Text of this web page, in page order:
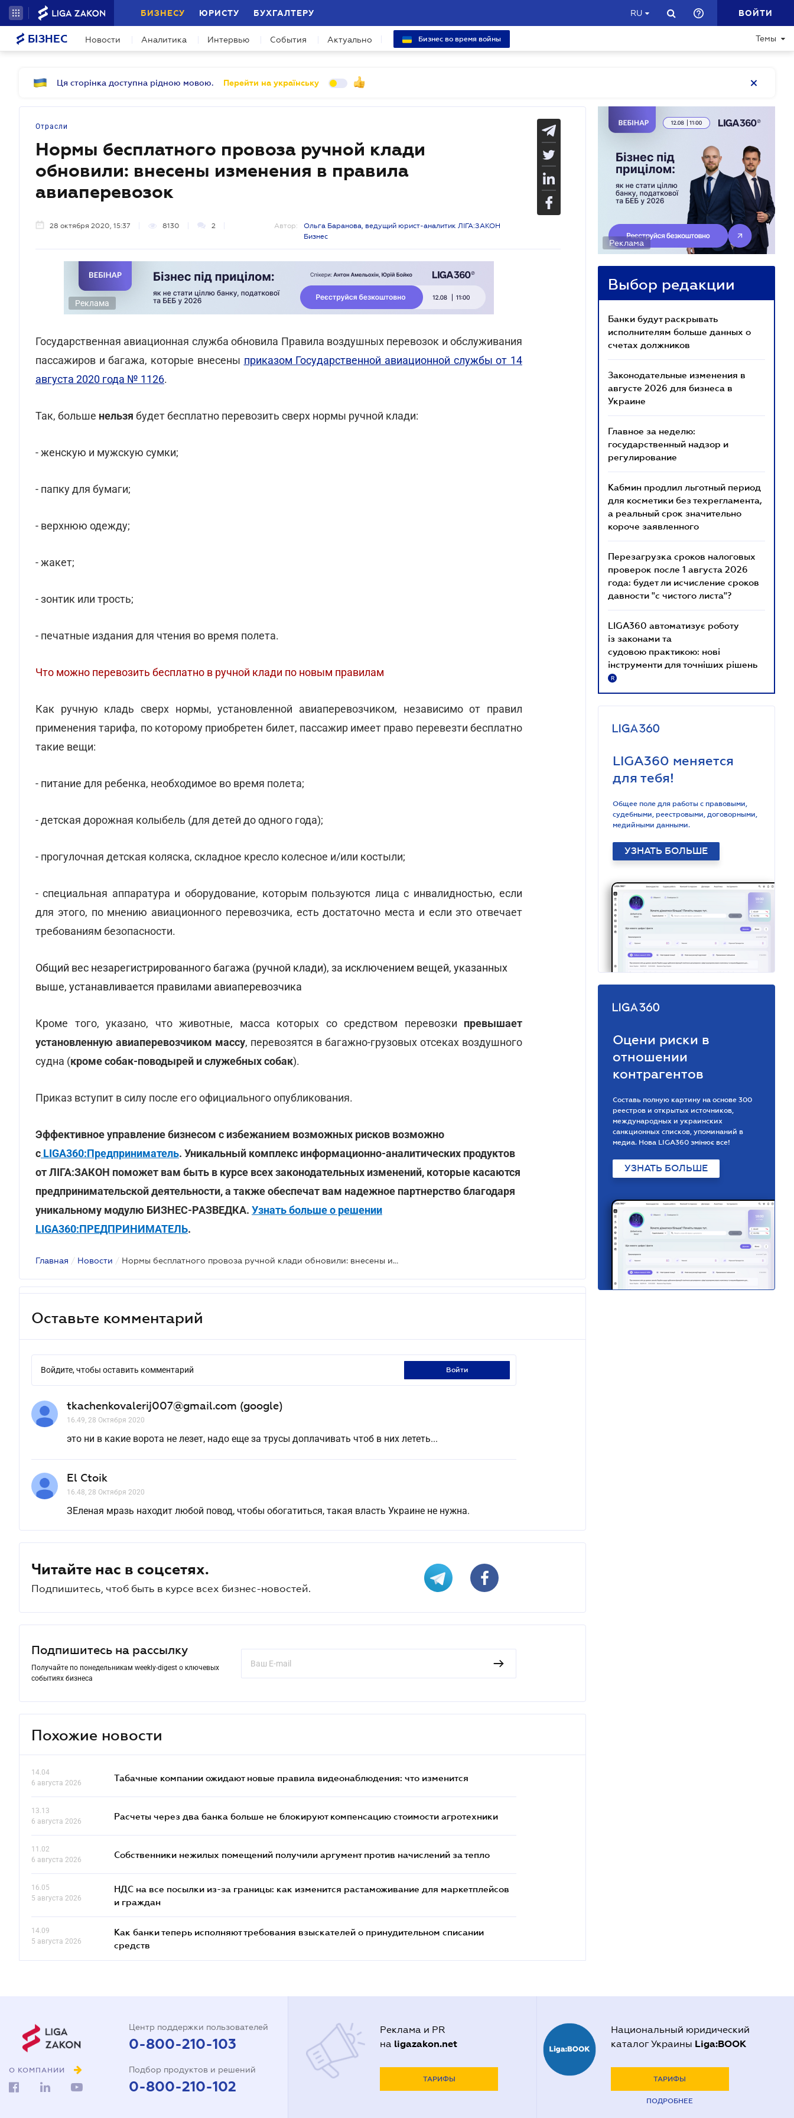
БИЗНЕСУ ЮРИСТУ БУХГАЛТЕРУ RU ВОЙТИ
БІЗНЕС Новости Аналитика Интервью События Актуально Бизнес во время войны Темы
Ця сторінка доступна рідною мовою. Перейти на українську
Отрасли
Нормы бесплатного провоза ручной клади
обновили: внесены изменения в правила
авиаперевозок
28 октября 2020, 15:37 8130 2 Автор:
Ольга Баранова, ведущий юрист-аналитик ЛІГА:ЗАКОН
Бизнес
Реклама
Государственная авиационная служба обновила Правила воздушных перевозок и обслуживания
пассажиров и багажа, которые внесены приказом Государственной авиационной службы от 14
августа 2020 года № 1126.
Так, больше нельзя будет бесплатно перевозить сверх нормы ручной клади:
- женскую и мужскую сумки;
- папку для бумаги;
- верхнюю одежду;
- жакет;
- зонтик или трость;
- печатные издания для чтения во время полета.
Что можно перевозить бесплатно в ручной клади по новым правилам
Как ручную кладь сверх нормы, установленной авиаперевозчиком, независимо от правил
применения тарифа, по которому приобретен билет, пассажир имеет право перевезти бесплатно
такие вещи:
- питание для ребенка, необходимое во время полета;
- детская дорожная колыбель (для детей до одного года);
- прогулочная детская коляска, складное кресло колесное и/или костыли;
- специальная аппаратура и оборудование, которым пользуются лица с инвалидностью, если
для этого, по мнению авиационного перевозчика, есть достаточно места и если это отвечает
требованиям безопасности.
Общий вес незарегистрированного багажа (ручной клади), за исключением вещей, указанных
выше, устанавливается правилами авиаперевозчика
Кроме того, указано, что животные, масса которых со средством перевозки превышает
установленную авиаперевозчиком массу, перевозятся в багажно-грузовых отсеках воздушного
судна (кроме собак-поводырей и служебных собак).
Приказ вступит в силу после его официального опубликования.
Эффективное управление бизнесом с избежанием возможных рисков возможно
с LIGA360:Предприниматель. Уникальный комплекс информационно-аналитических продуктов
от ЛІГА:ЗАКОН поможет вам быть в курсе всех законодательных изменений, которые касаются
предпринимательской деятельности, а также обеспечат вам надежное партнерство благодаря
уникальному модулю БИЗНЕС-РАЗВЕДКА. Узнать больше о решении
LIGA360:ПРЕДПРИНИМАТЕЛЬ.
Главная / Новости / Нормы бесплатного провоза ручной клади обновили: внесены изменения в правила авиаперевозок
Оставьте комментарий
Войдите, чтобы оставить комментарий войти
tkachenkovalerij007@gmail.com (google)
16.49, 28 Октября 2020
это ни в какие ворота не лезет, надо еще за трусы доплачивать чтоб в них лететь...
El Ctoik
16.48, 28 Октября 2020
ЗЕленая мразь находит любой повод, чтобы обогатиться, такая власть Украине не нужна.
Читайте нас в соцсетях.
Подпишитесь, чтоб быть в курсе всех бизнес-новостей.
Подпишитесь на рассылку
Получайте по понедельникам weekly-digest о ключевых
событиях бизнеса
Похожие новости
14.04
6 августа 2026
Табачные компании ожидают новые правила видеонаблюдения: что изменится
13.13
6 августа 2026
Расчеты через два банка больше не блокируют компенсацию стоимости агротехники
11.02
6 августа 2026
Собственники нежилых помещений получили аргумент против начислений за тепло
16.05
5 августа 2026
НДС на все посылки из-за границы: как изменится растаможивание для маркетплейсов
и граждан
14.09
5 августа 2026
Как банки теперь исполняют требования взыскателей о принудительном списании
средств
Реклама
Выбор редакции
Банки будут раскрывать
исполнителям больше данных о
счетах должников
Законодательные изменения в
августе 2026 для бизнеса в
Украине
Главное за неделю:
государственный надзор и
регулирование
Кабмин продлил льготный период
для косметики без техрегламента,
а реальный срок значительно
короче заявленного
Перезагрузка сроков налоговых
проверок после 1 августа 2026
года: будет ли исчисление сроков
давности "с чистого листа"?
LIGA360 автоматизує роботу
із законами та
судовою практикою: нові
інструменти для точніших рішень
R
LIGA360 меняется
для тебя!
Общее поле для работы с правовыми,
судебными, реестровыми, договорными,
медийными данными.
УЗНАТЬ БОЛЬШЕ
Оцени риски в
отношении
контрагентов
Составь полную картину на основе 300
реестров и открытых источников,
международных и украинских
санкционных списков, упоминаний в
медиа. Нова LIGA360 змінює все!
УЗНАТЬ БОЛЬШЕ
О КОМПАНИИ
Центр поддержки пользователей
0-800-210-103
Подбор продуктов и решений
0-800-210-102
Реклама и PR
на ligazakon.net
ТАРИФЫ
Национальный юридический
каталог Украины Liga:BOOK
ТАРИФЫ
ПОДРОБНЕЕ